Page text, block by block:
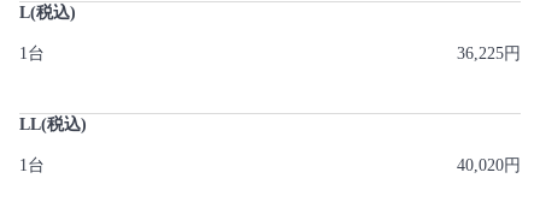
L(税込)
1台 36,225円
LL(税込)
1台 40,020円